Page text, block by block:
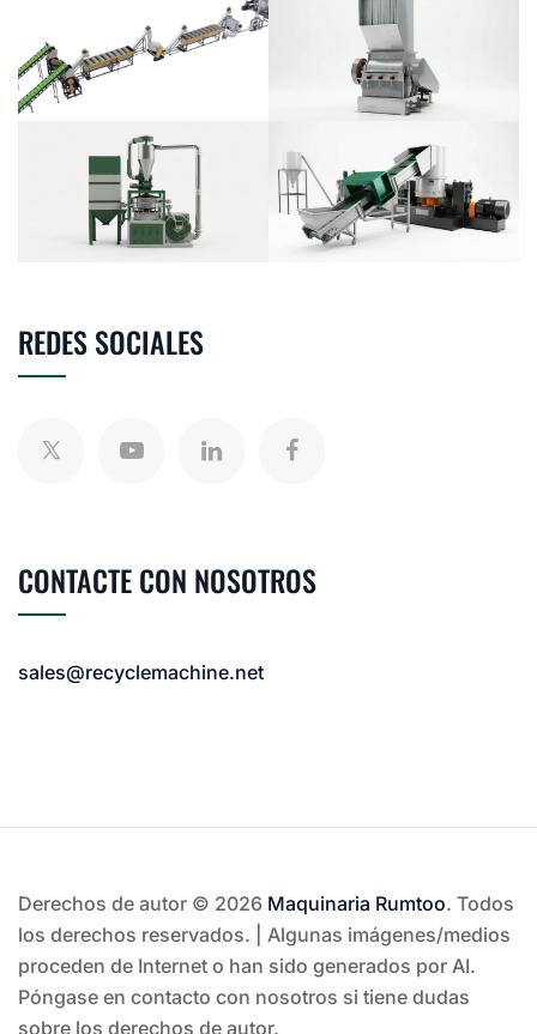
REDES SOCIALES
CONTACTE CON NOSOTROS
sales@recyclemachine.net
Derechos de autor © 2026 Maquinaria Rumtoo. Todos
los derechos reservados. | Algunas imágenes/medios
proceden de Internet o han sido generados por AI.
Póngase en contacto con nosotros si tiene dudas
sobre los derechos de autor.